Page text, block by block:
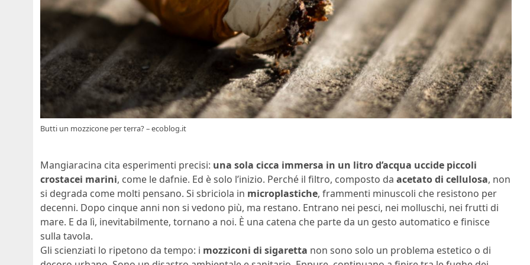
Butti un mozzicone per terra? – ecoblog.it
Mangiaracina cita esperimenti precisi: una sola cicca immersa in un litro d’acqua uccide piccoli
crostacei marini, come le dafnie. Ed è solo l’inizio. Perché il filtro, composto da acetato di cellulosa, non
si degrada come molti pensano. Si sbriciola in microplastiche, frammenti minuscoli che resistono per
decenni. Dopo cinque anni non si vedono più, ma restano. Entrano nei pesci, nei molluschi, nei frutti di
mare. E da lì, inevitabilmente, tornano a noi. È una catena che parte da un gesto automatico e finisce
sulla tavola.
Gli scienziati lo ripetono da tempo: i mozziconi di sigaretta non sono solo un problema estetico o di